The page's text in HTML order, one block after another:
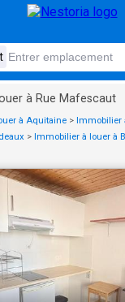
à Rue Mafescaut
à Aquitaine > Immobilier
> Immobilier à louer à